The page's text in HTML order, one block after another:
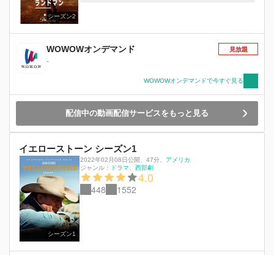
シーズン2
WOWOWオンデマンド
-
見放題
WOWOWオンデマンドで今すぐ見る
配信中の動画配信サービスをもっと見る
イエローストーン シーズン1
シーズン1
2022年02月08日公開 47分
アメリカ
ジャンル：
ドラマ 西部劇
4.0
448 1552